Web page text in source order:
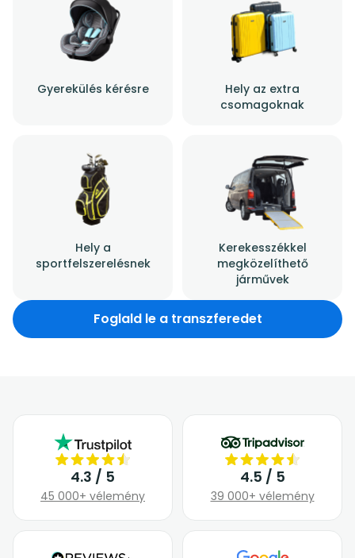
Gyerekülés kérésre
Hely az extra
csomagoknak
Hely a
sportfelszerelésnek
Kerekesszékkel
megközelíthető
járművek
Foglald le a transzferedet
4.3 / 5
45 000+ vélemény
4.5 / 5
39 000+ vélemény